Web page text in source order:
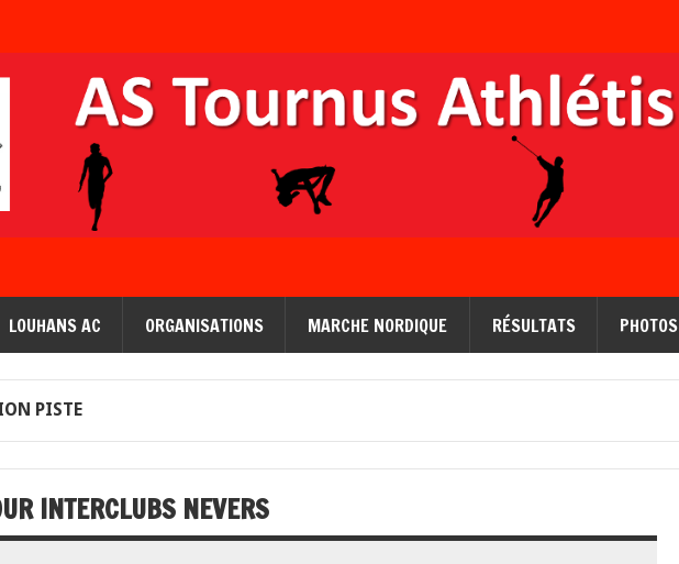
LOUHANS AC ORGANISATIONS MARCHE NORDIQUE RÉSULTATS PHOTOS
PISTE
INTERCLUBS NEVERS